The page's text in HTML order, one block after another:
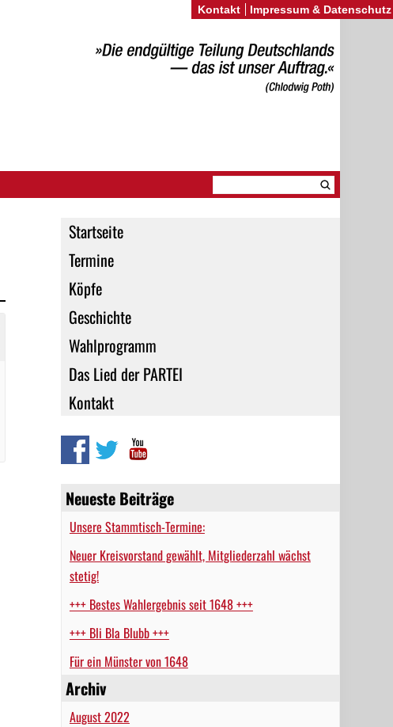
Startseite
Termine
Köpfe
Geschichte
Wahlprogramm
Das Lied der PARTEI
Kontakt
Neueste Beiträge
Unsere Stammtisch-Termine:
Neuer Kreisvorstand gewählt, Mitgliederzahl wächst
stetig!
+++ Bestes Wahlergebnis seit 1648 +++
+++ Bli Bla Blubb +++
Für ein Münster von 1648
Archiv
August 2022
Kontakt Impressum & Datenschutz